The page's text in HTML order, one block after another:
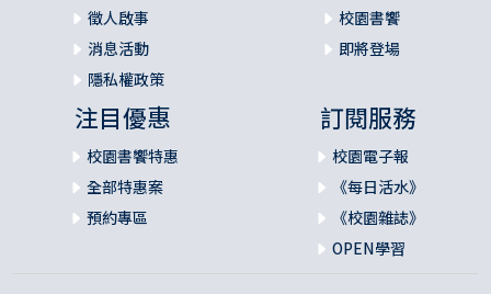
徵人啟事
消息活動
隱私權政策
校園書饗
即將登場
注目優惠
校園書饗特惠
全部特惠案
預約專區
訂閱服務
校園電子報
《每日活水》
《校園雜誌》
OPEN學習